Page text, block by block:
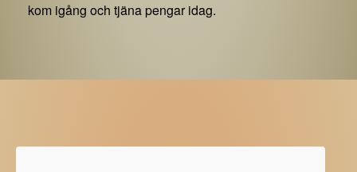
kom igång och tjäna pengar idag.